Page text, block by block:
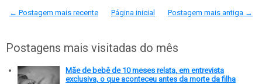
← Postagem mais recente Postagem mais antiga →
Página inicial
Postagens mais visitadas do mês
Mãe de bebê de 10 meses relata, em entrevista
exclusiva, o que aconteceu antes da morte da filha